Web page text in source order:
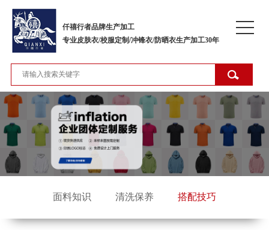
仟禧行者品牌生产加工
专业皮肤衣/校服定制/冲锋衣/防晒衣生产加工30年
面料知识 清洗保养 搭配技巧